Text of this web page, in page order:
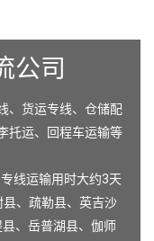
公司
、货运专线、仓储配
托运、回程车运输等
线运输用时大约3天
县、 疏勒县、 英吉沙
县、 岳普湖县、 伽师